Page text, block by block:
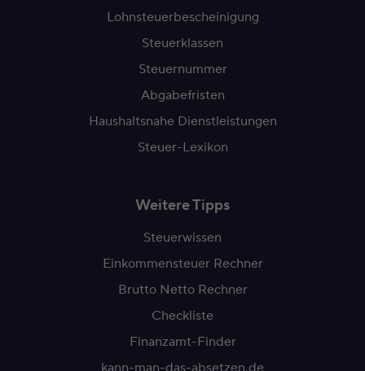
Lohnsteuerbescheinigung
Steuerklassen
Steuernummer
Abgabefristen
Haushaltsnahe Dienstleistungen
Steuer-Lexikon
Weitere Tipps
Steuerwissen
Einkommensteuer Rechner
Brutto Netto Rechner
Checkliste
Finanzamt-Finder
kann-man-das-absetzen.de